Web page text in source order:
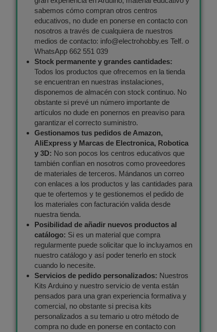
sabemos cómo compran otros centros
educativos, no dude en ponerse en contacto con
nosotros a través de cualquiera de nuestros
medios de contacto: info@electrohobby.es Telf. o
WhatsApp 662 551 039
Stock permanente y grandes cantidades:
Todos los productos que ofrecemos en la tienda
se encuentran en nuestras instalaciones,
disponemos de almacén con stock continuo. No
obstante si prevé un número importante de
artículos no dude en ponernos en preaviso para
garantizar el correcto suministro.
Gestionamos tus pedidos de Amazon,
AliExpress y Marcas de Electronica, Robotica
y 3D: No son pocos los centros educativos que
también confían en nosotros como proveedores
de materiales de terceros. Mándanos un correo
con enlaces a los productos y las cantidades para
que te ofertemos y te gestionemos el pedido de
los materiales con facturación valida desde
nuestra tienda.
Posibilidad de añadir nuevos productos al
catálogo: Si es un material que compra
regularmente puede solicitar que lo incluyamos en
nuestro catálogo y así poder tenerlo en stock
cuando lo necesite.
Servicios de pedido personalizados: Nuestros
Kits Arduino y nuestro servicio de venta están
pensados para una gran experiencia formativa y
comercial, no obstante si precisa kits
personalizados a su temario u otro método de
compra no dude en ponerse en contacto con